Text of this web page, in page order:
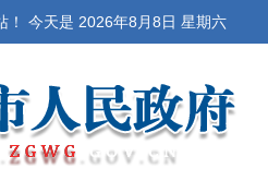
！ 今天是 2026年8月8日 星期六